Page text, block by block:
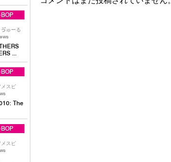
ゅーる
...
スピ
The
スピ